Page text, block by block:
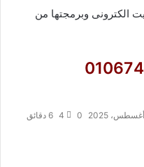
الكترونى وبرمجتها من
0
4 6 دقائق